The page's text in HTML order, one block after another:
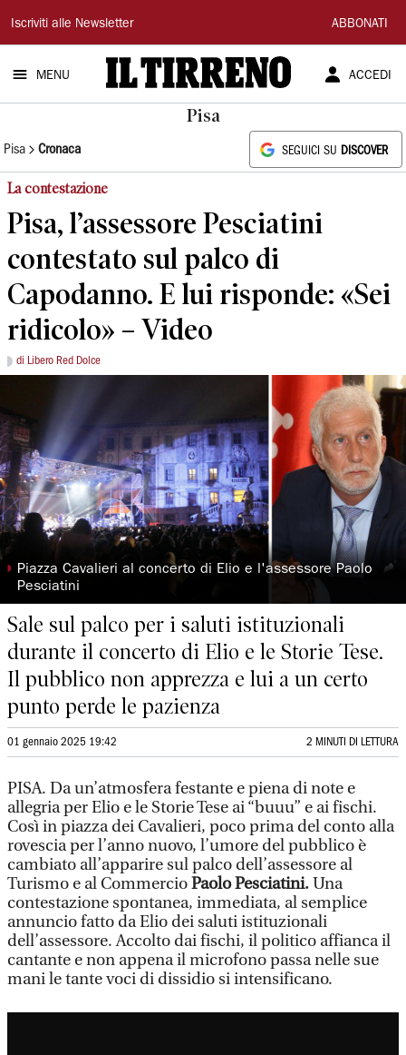
Il
Tirreno
Iscriviti alle Newsletter ABBONATI
MENU ACCEDI
Pisa
Pisa Cronaca SEGUICI SU DISCOVER
La contestazione
Pisa, l’assessore Pesciatini
contestato sul palco di
Capodanno. E lui risponde: «Sei
ridicolo» – Video
di Libero Red Dolce
◗ Piazza Cavalieri al concerto di Elio e l'assessore Paolo
Pesciatini
Sale sul palco per i saluti istituzionali
durante il concerto di Elio e le Storie Tese.
Il pubblico non apprezza e lui a un certo
punto perde le pazienza
01 gennaio 2025 19:42 2 MINUTI DI LETTURA
PISA. Da un’atmosfera festante e piena di note e
allegria per Elio e le Storie Tese ai “buuu” e ai fischi.
Così in piazza dei Cavalieri, poco prima del conto alla
rovescia per l’anno nuovo, l’umore del pubblico è
cambiato all’apparire sul palco dell’assessore al
Turismo e al CommercioPaolo Pesciatini.Una
contestazione spontanea, immediata, al semplice
annuncio fatto da Elio dei saluti istituzionali
dell’assessore. Accolto dai fischi, il politico affianca il
cantante e non appena il microfono passa nelle sue
mani le tante voci di dissidio si intensificano.